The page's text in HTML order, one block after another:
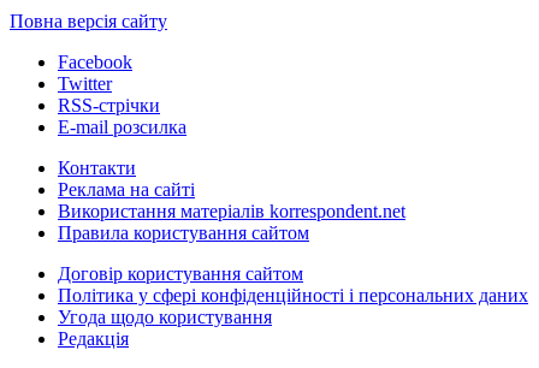
Повна версія сайту
Facebook
Twitter
RSS-стрічки
E-mail розсилка
Контакти
Реклама на сайті
Використання матеріалів korrespondent.net
Правила користування сайтом
Договір користування сайтом
Політика у сфері конфіденційності і персональних даних
Угода щодо користування
Редакція